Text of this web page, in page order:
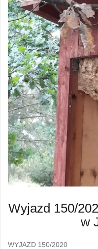
Wyjazd 150/
w
WYJAZD 150/2020